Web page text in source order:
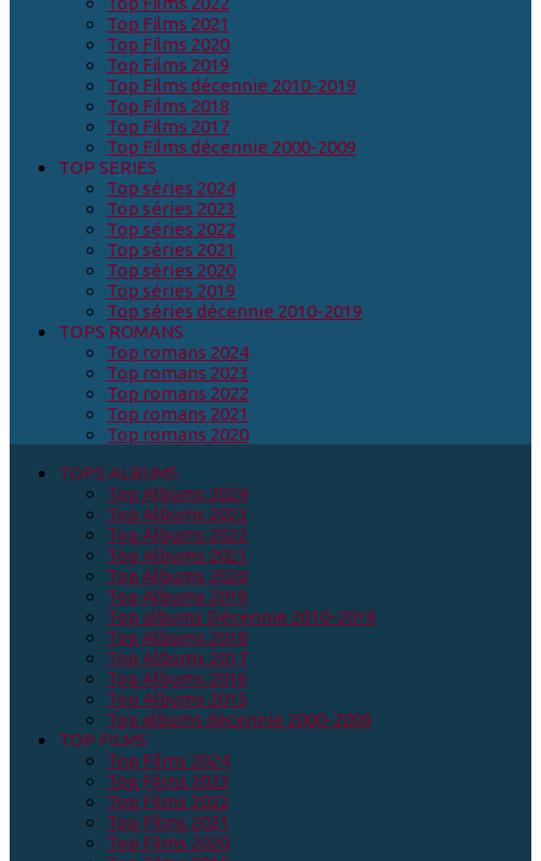
Top Films 2021
Top Films 2020
Top Films 2019
Top Films décennie 2010-2019
Top Films 2018
Top Films 2017
Top Films décennie 2000-2009
TOP SERIES
Top séries 2024
Top séries 2023
Top séries 2022
Top séries 2021
Top séries 2020
Top séries 2019
Top séries décennie 2010-2019
TOPS ROMANS
Top romans 2024
Top romans 2023
Top romans 2022
Top romans 2021
Top romans 2020
TOPS ALBUMS
Top Albums 2024
Top Albums 2023
Top Albums 2022
Top Albums 2021
Top Albums 2020
Top Albums 2019
Top albums Décennie 2010-2019
Top Albums 2018
Top Albums 2017
Top Albums 2016
Top Albums 2015
Top albums décennie 2000-2009
TOP FILMS
Top Films 2024
Top Films 2023
Top Films 2022
Top Films 2021
Top Films 2020